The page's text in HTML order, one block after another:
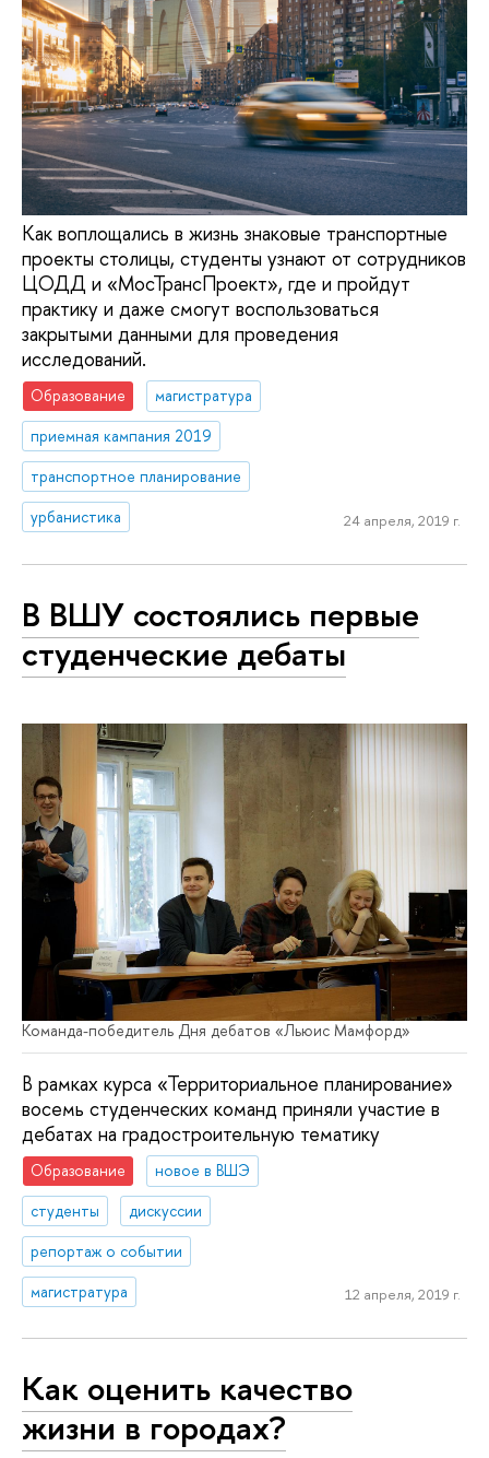
Как воплощались в жизнь знаковые транспортные
проекты столицы, студенты узнают от сотрудников
ЦОДД и «МосТрансПроект», где и пройдут
практику и даже смогут воспользоваться
закрытыми данными для проведения
исследований.
Образование
магистратура
приемная кампания 2019
транспортное планирование
урбанистика
24 апреля, 2019 г.
В ВШУ состоялись первые
студенческие дебаты
Команда-победитель Дня дебатов «Льюис Мамфорд»
В рамках курса «Территориальное планирование»
восемь студенческих команд приняли участие в
дебатах на градостроительную тематику
Образование
новое в ВШЭ
студенты
дискуссии
репортаж о событии
магистратура
12 апреля, 2019 г.
Как оценить качество
жизни в городах?